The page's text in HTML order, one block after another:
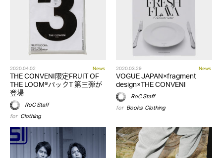
2020.04.02 News
THE CONVENI限定FRUIT OF
THE LOOM®パックT 第三弾が
登場
RoC Staff
for Clothing
2020.03.29 News
VOGUE JAPAN×fragment
design×THE CONVENI
RoC Staff
for Books,Clothing